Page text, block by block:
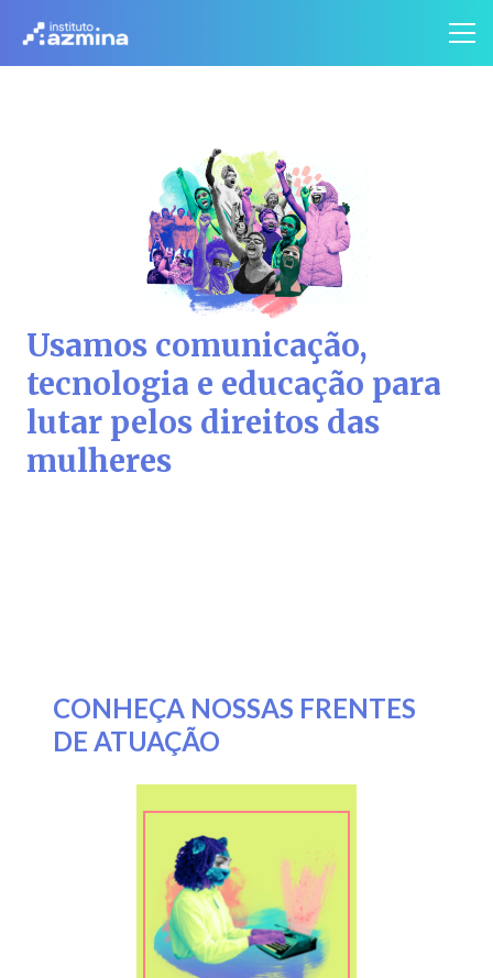
Usamos comunicação,
tecnologia e educação para
lutar pelos direitos das
mulheres
CONHEÇA NOSSAS FRENTES
DE ATUAÇÃO